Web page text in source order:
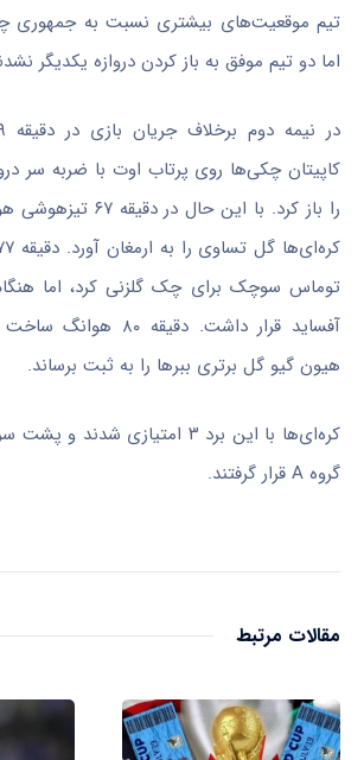
تیم موقعیت‌های بیشتری نسبت به جمهوری
اما دو تیم موفق به باز کردن دروازه یکدیگر
کاپیتان چکی‌ها روی پرتاب اوت با ضربه سر
را باز کرد. با این حال
توماس سوچک برای چک گلزنی کرد، اما
آفساید قرار داشت.
هیون گیو گل برتری ببر‌ها را به ثبت برساند.
کره‌ای‌ها با این برد ۳ امتیازی
گروه A قرار گرفتند.
مقالات مرتبط